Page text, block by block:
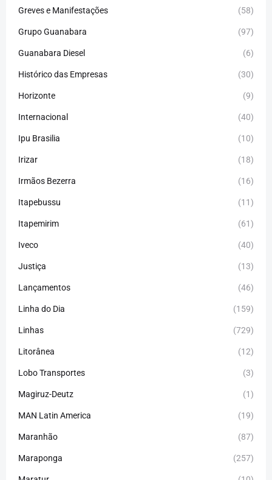
Greves e Manifestações (58)
Grupo Guanabara (97)
Guanabara Diesel (6)
Histórico das Empresas (30)
Horizonte (9)
Internacional (40)
Ipu Brasilia (10)
Irizar (18)
Irmãos Bezerra (16)
Itapebussu (11)
Itapemirim (61)
Iveco (40)
Justiça (13)
Lançamentos (46)
Linha do Dia (159)
Linhas (729)
Litorânea (12)
Lobo Transportes (3)
Magiruz-Deutz (1)
MAN Latin America (19)
Maranhão (87)
Maraponga (257)